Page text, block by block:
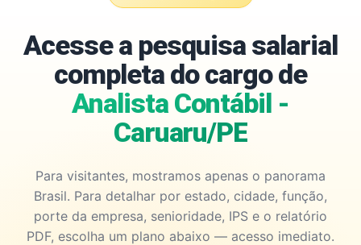
Acesse a pesquisa salarial
completa do cargo de
Analista Contábil -
Caruaru/PE
Para visitantes, mostramos apenas o panorama
Brasil. Para detalhar por estado, cidade, função,
porte da empresa, senioridade, IPS e o relatório
PDF, escolha um plano abaixo — acesso imediato.